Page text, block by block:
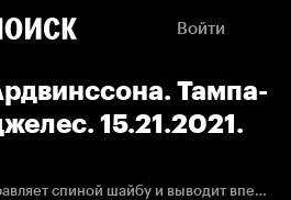
Войти
Тампа-
15.21.2021.
Виктор Ардвинссон подправляет спиной шайбу и выводит вперед "Королей".